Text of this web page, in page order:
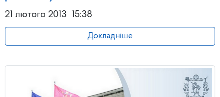
21 лютого 2013 15:38
Докладніше